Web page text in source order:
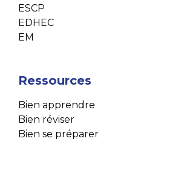
ESCP
EDHEC
EM
Ressources
Bien apprendre
Bien réviser
Bien se préparer